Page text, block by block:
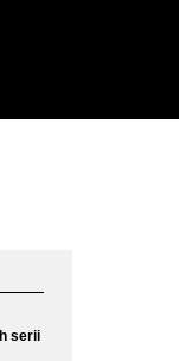
serii